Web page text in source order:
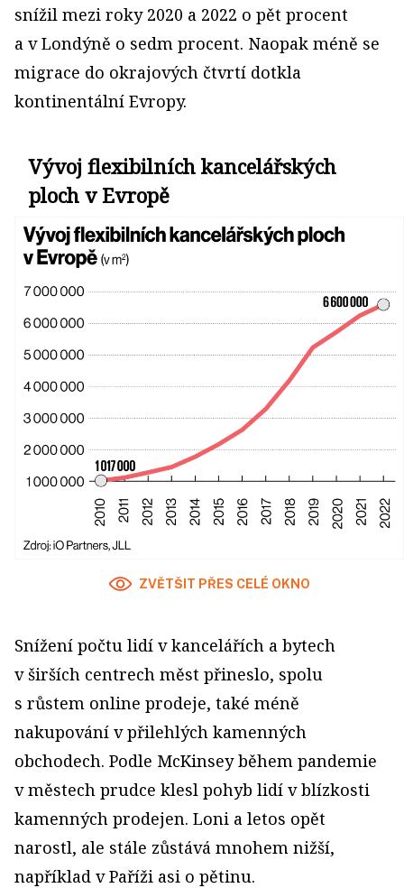
snížil mezi roky 2020 a 2022 o pět procent
a v Londýně o sedm procent. Naopak méně se
migrace do okrajových čtvrtí dotkla
kontinentální Evropy.
Vývoj flexibilních kancelářských
ploch v Evropě
ZVĚTŠIT PŘES CELÉ OKNO
Snížení počtu lidí v kancelářích a bytech
v širších centrech měst přineslo, spolu
s růstem online prodeje, také méně
nakupování v přilehlých kamenných
obchodech. Podle McKinsey během pandemie
v městech prudce klesl pohyb lidí v blízkosti
kamenných prodejen. Loni a letos opět
narostl, ale stále zůstává mnohem nižší,
například v Paříži asi o pětinu.